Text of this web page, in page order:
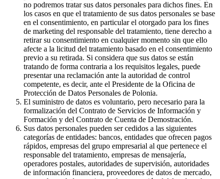
no podremos tratar sus datos personales para dichos fines. En
los casos en que el tratamiento de sus datos personales se base
en el consentimiento, en particular el otorgado para los fines
de marketing del responsable del tratamiento, tiene derecho a
retirar su consentimiento en cualquier momento sin que ello
afecte a la licitud del tratamiento basado en el consentimiento
previo a su retirada. Si considera que sus datos se están
tratando de forma contraria a los requisitos legales, puede
presentar una reclamación ante la autoridad de control
competente, es decir, ante el Presidente de la Oficina de
Protección de Datos Personales de Polonia.
El suministro de datos es voluntario, pero necesario para la
formalización del Contrato de Servicios de Información y
Formación y del Contrato de Cuenta de Demostración.
Sus datos personales pueden ser cedidos a las siguientes
categorías de entidades: bancos, entidades que ofrecen pagos
rápidos, empresas del grupo empresarial al que pertenece el
responsable del tratamiento, empresas de mensajería,
operadores postales, autoridades de supervisión, autoridades
de información financiera, proveedores de datos de mercado,